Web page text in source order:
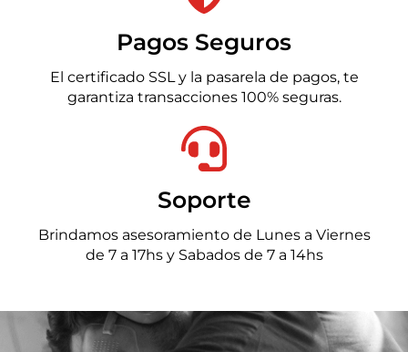
Pagos Seguros
El certificado SSL y la pasarela de pagos, te
garantiza transacciones 100% seguras.
Soporte
Brindamos asesoramiento de Lunes a Viernes
de 7 a 17hs y Sabados de 7 a 14hs